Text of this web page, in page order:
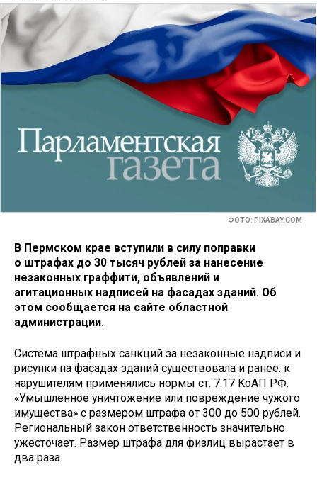
ФОТО: PIXABAY.COM
В Пермском крае вступили в силу поправки
о штрафах до 30 тысяч рублей за нанесение
незаконных граффити, объявлений и
агитационных надписей на фасадах зданий. Об
этом сообщается на сайте областной
администрации.
Система штрафных санкций за незаконные надписи и
рисунки на фасадах зданий существовала и ранее: к
нарушителям применялись нормы ст. 7.17 КоАП РФ.
«Умышленное уничтожение или повреждение чужого
имущества» с размером штрафа от 300 до 500 рублей.
Региональный закон ответственность значительно
ужесточает. Размер штрафа для физлиц вырастает в
два раза.